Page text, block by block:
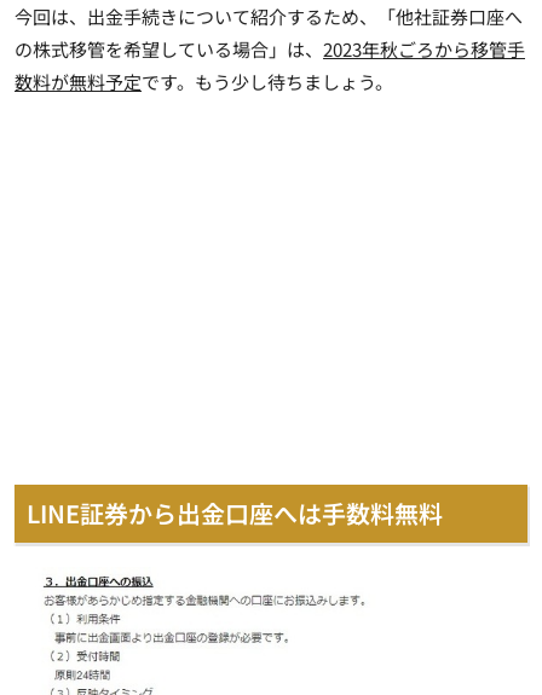
今回は、出金手続きについて紹介するため、「他社証券口座へ
の株式移管を希望している場合」は、 2023年秋ごろから移管手
数料が無料予定です。もう少し待ちましょう。
LINE証券から出金口座へは手数料無料